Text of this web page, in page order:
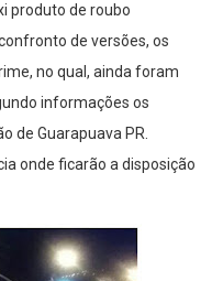
produto de roubo
de versões, os
no qual, ainda foram
informações os
de Guarapuava PR.
onde ficarão a disposição